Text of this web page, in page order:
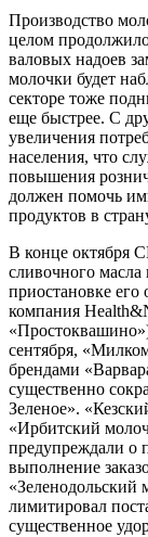
Производство
целом
валовых надоев
молочки будет
секторе тоже
еще быстрее. С
увеличения
населения, что
повышения
должен помочь
продуктов в
В конце октября
сливочного
приостановке его
компания
«Простоквашино»)
сентября,
брендами
существенно
Зеленое».
«Ирбитский
предупреждали о
выполнение
лимитировал
существенное